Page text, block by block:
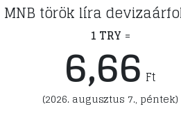
MNB török líra
1 TRY =
6,66 Ft
(2026. augusztus 7., péntek)